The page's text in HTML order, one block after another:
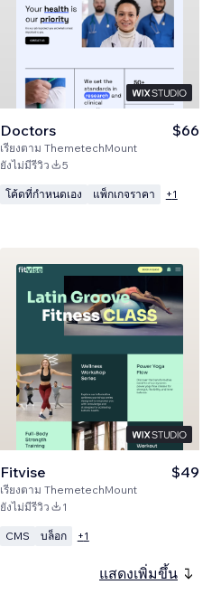
Doctors
เรียงตาม ThemetechMount
$66
ยังไม่มีรีวิว 5
โค้ดที่กำหนดเอง แพ็กเกจราคา +1
Fitvise
เรียงตาม ThemetechMount
$49
ยังไม่มีรีวิว 1
CMS บล็อก +1
แสดงเพิ่มขึ้น